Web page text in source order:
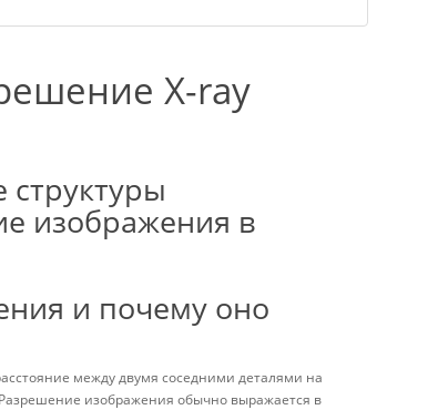
X-ray
изображения в
и почему оно
между двумя соседними деталями на
изображения обычно выражается в